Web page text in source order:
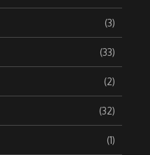
(3)
(33)
(2)
(32)
(1)